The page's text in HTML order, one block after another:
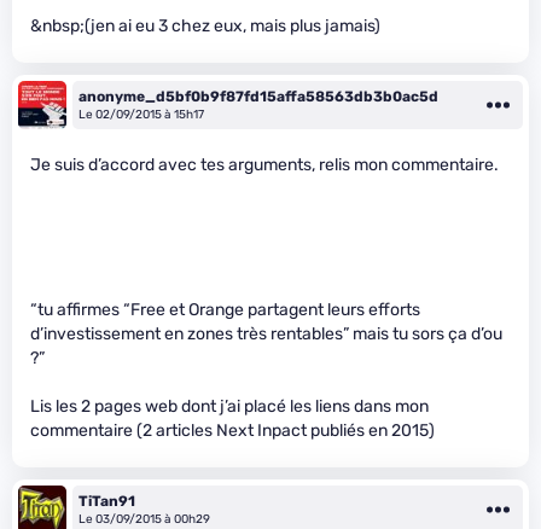
&nbsp;(jen ai eu 3 chez eux, mais plus jamais)
anonyme_d5bf0b9f87fd15affa58563db3b0ac5d
Le 02/09/2015 à 15h17
Je suis d’accord avec tes arguments, relis mon commentaire.
“tu affirmes “Free et Orange partagent leurs efforts
d’investissement en zones très rentables” mais tu sors ça d’ou
?”
Lis les 2 pages web dont j’ai placé les liens dans mon
commentaire (2 articles Next Inpact publiés en 2015)
TiTan91
Le 03/09/2015 à 00h29